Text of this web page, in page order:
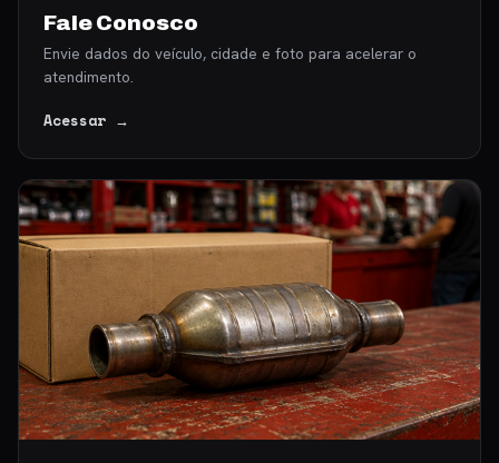
Fale Conosco
Envie dados do veículo, cidade e foto para acelerar o
atendimento.
Acessar →